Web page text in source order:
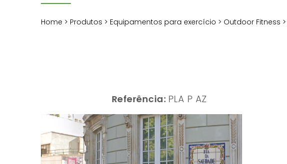
Home > Produtos > Equipamentos para exercício > Outdoor Fitness >
Referência: PLA P AZ